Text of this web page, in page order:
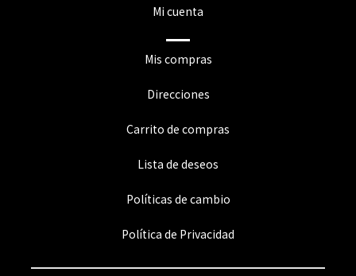
Mi cuenta
Mis compras
Direcciones
Carrito de compras
Lista de deseos
Políticas de cambio
Política de Privacidad